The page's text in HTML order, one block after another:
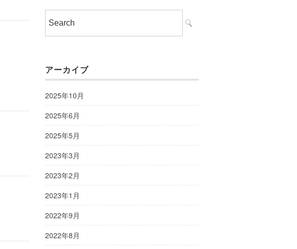
アーカイブ
2025年10月
2025年6月
2025年5月
2023年3月
2023年2月
2023年1月
2022年9月
2022年8月